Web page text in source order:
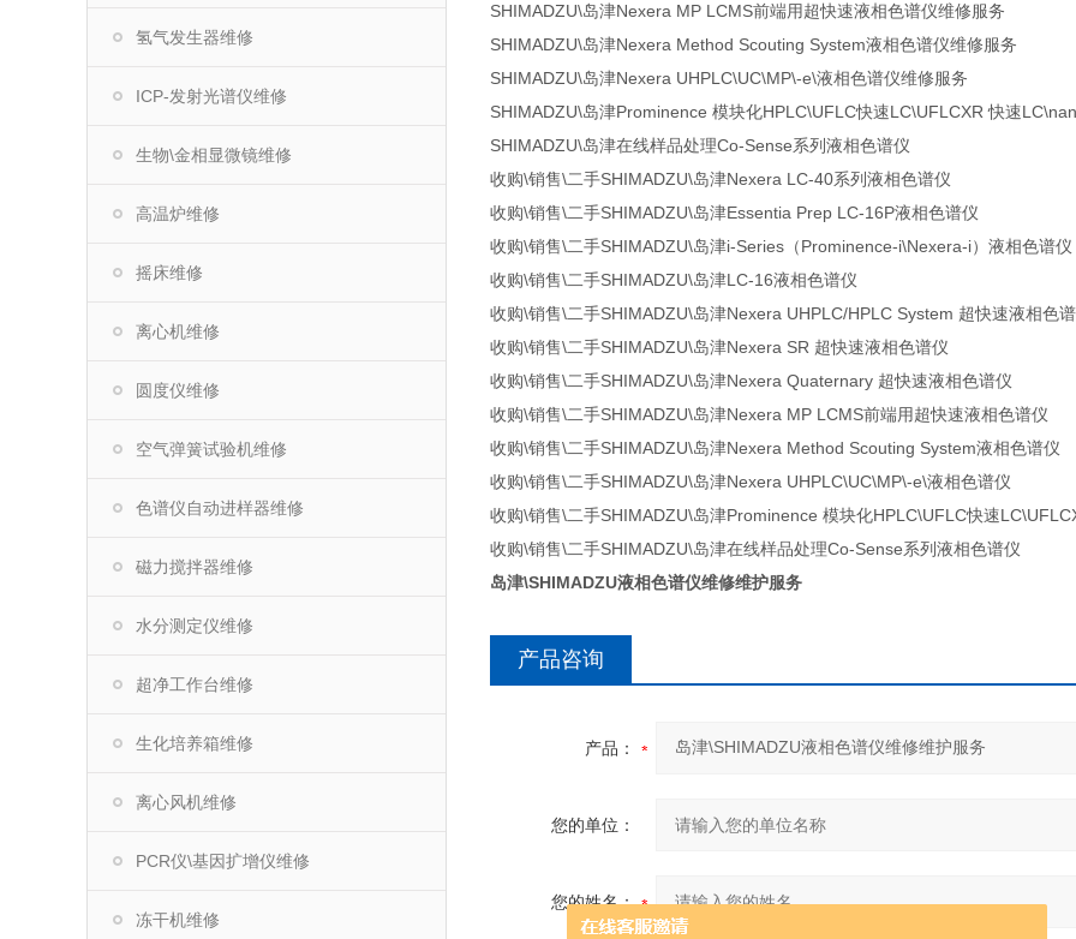
氢气发生器维修
ICP-发射光谱仪维修
生物\金相显微镜维修
高温炉维修
摇床维修
离心机维修
圆度仪维修
空气弹簧试验机维修
色谱仪自动进样器维修
磁力搅拌器维修
水分测定仪维修
超净工作台维修
生化培养箱维修
离心风机维修
PCR仪\基因扩增仪维修
冻干机维修
SHIMADZU\岛津Nexera MP LCMS前端用超快速液相色谱仪维修服务
SHIMADZU\岛津Nexera Method Scouting System液相色谱仪维修服务
SHIMADZU\岛津Nexera UHPLC\UC\MP\-e\液相色谱仪维修服务
SHIMADZU\岛津Prominence 模块化HPLC\UFLC快速LC\UFLCXR 快速
SHIMADZU\岛津在线样品处理Co-Sense系列液相色谱仪
收购\销售\二手SHIMADZU\岛津Nexera LC-40系列液相色谱仪
收购\销售\二手SHIMADZU\岛津Essentia Prep LC-16P液相色谱仪
收购\销售\二手SHIMADZU\岛津i-Series（Prominence-i\Nexera-i）液相色谱仪
收购\销售\二手SHIMADZU\岛津LC-16液相色谱仪
收购\销售\二手SHIMADZU\岛津Nexera UHPLC/HPLC System 超快速液相色
收购\销售\二手SHIMADZU\岛津Nexera SR 超快速液相色谱仪
收购\销售\二手SHIMADZU\岛津Nexera Quaternary 超快速液相色谱仪
收购\销售\二手SHIMADZU\岛津Nexera MP LCMS前端用超快速液相色谱仪
收购\销售\二手SHIMADZU\岛津Nexera Method Scouting System液相色谱仪
收购\销售\二手SHIMADZU\岛津Nexera UHPLC\UC\MP\-e\液相色谱仪
收购\销售\二手SHIMADZU\岛津Prominence 模块化HPLC\UFLC快速
收购\销售\二手SHIMADZU\岛津在线样品处理Co-Sense系列液相色谱仪
岛津\SHIMADZU液相色谱仪维修维护服务
产品咨询
产品：
您的单位：
您的姓名：